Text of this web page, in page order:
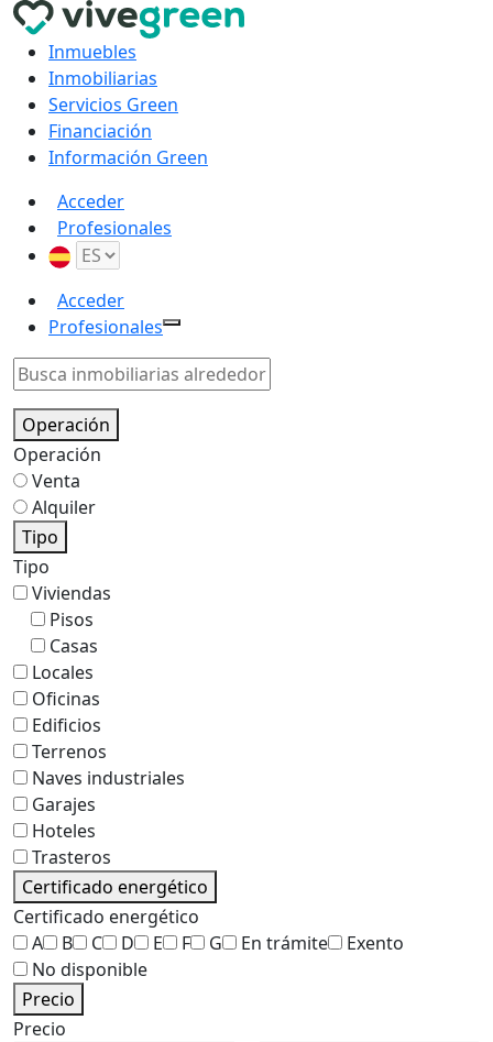
Inmuebles
Inmobiliarias
Servicios Green
Financiación
Información Green
Acceder
Profesionales
Acceder
Profesionales
Operación
Operación
Venta
Alquiler
Tipo
Tipo
Viviendas
Pisos
Casas
Locales
Oficinas
Edificios
Terrenos
Naves industriales
Garajes
Hoteles
Trasteros
Certificado energético
Certificado energético
A
B C D E F G En trámite
Exento
No disponible
Precio
Precio